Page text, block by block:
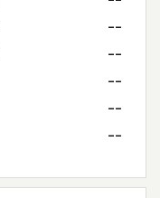
--
--
--
--
--